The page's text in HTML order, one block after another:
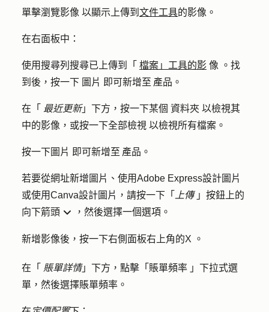
單擊瀏覽影像 以顯示上傳到 文件工具的影像。
在右面板中：
使用搜尋列搜尋已上傳到「 檔案」工具的影 像 。找
到後，按一下 圖片 即可新增至 產品。
在「 最近更新」下方，按一下某個 資料夾 以檢視其
中的影像，或按一下全部檢視 以檢視所有檔案。
按一下圖 片 即可新增至 產品。
若要從網址新增圖片、使用Adobe Express設計圖片
或使用Canva設計圖片，請按一下「
上傳」按鈕上的
向下箭頭 down do ，然後選擇一個選項 。
新增影像後，按一下右側面板右上角的X 。
在「 賬單詳情」下方，點擊「 賬單頻率 」下拉式選
單，然後選擇賬單頻率 。